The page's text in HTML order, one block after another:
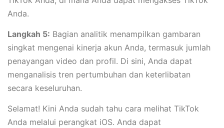
Anda.
Langkah 5: Bagian analitik menampilkan gambaran
singkat mengenai kinerja akun Anda, termasuk jumlah
penayangan video dan profil. Di sini, Anda dapat
menganalisis tren pertumbuhan dan keterlibatan
secara keseluruhan.
Selamat! Kini Anda sudah tahu cara melihat TikTok
Anda melalui perangkat iOS. Anda dapat